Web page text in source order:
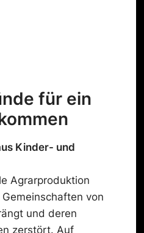
für ein
Kinder- und
Agrarproduktion
von
und deren
zerstört. Auf